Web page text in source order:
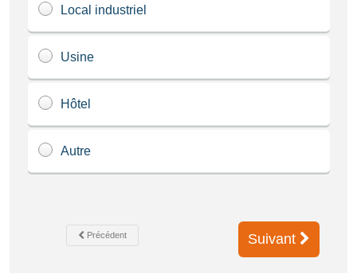
Local industriel
Usine
Hôtel
Autre
Précédent Suivant